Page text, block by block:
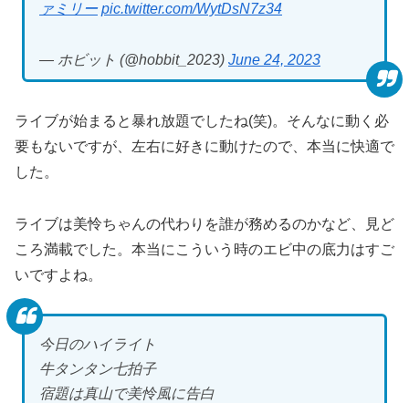
ァミリー pic.twitter.com/WytDsN7z34
— ホビット (@hobbit_2023) June 24, 2023
ライブが始まると暴れ放題でしたね(笑)。そんなに動く必
要もないですが、左右に好きに動けたので、本当に快適で
した。
ライブは美怜ちゃんの代わりを誰が務めるのかなど、見ど
ころ満載でした。本当にこういう時のエビ中の底力はすご
いですよね。
今日のハイライト
牛タンタン七拍子
宿題は真山で美怜風に告白